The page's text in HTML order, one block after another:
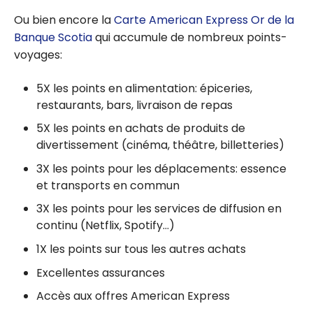
Ou bien encore laCarte American Express Or de la
Banque Scotiaqui accumule de nombreux points-
voyages:
5X les points en alimentation: épiceries,
restaurants, bars, livraison de repas
5X les points en achats de produits de
divertissement (cinéma, théâtre, billetteries)
3X les points pour les déplacements: essence
et transports en commun
3X les points pour les services de diffusion en
continu (Netflix, Spotify…)
1X les points sur tous les autres achats
Excellentes assurances
Accès aux offres American Express